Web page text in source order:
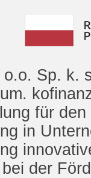
Sp. k.
für
in
der